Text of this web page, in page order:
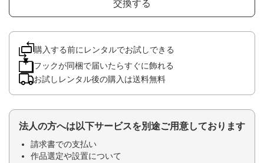
交換する
購入する前にレンタルでお試しできる
フックが同梱で届いたらすぐに飾れる
お試しレンタル後の購入は送料無料
法人の方へは以下サービスを別途ご用意しております
請求書での支払い
作品選定や設置について